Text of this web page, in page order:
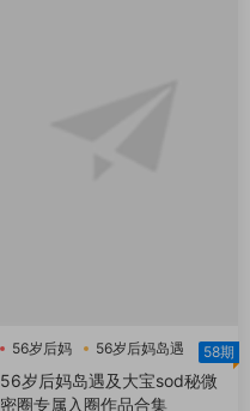
56岁后妈
56岁后妈岛遇
大宝sod秘
58期
56岁后妈岛遇及大宝sod秘微
密圈专属入圈作品合集